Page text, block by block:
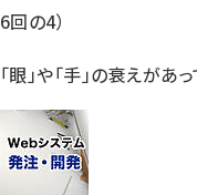
6回の4）
「眼」や「手」の衰えが